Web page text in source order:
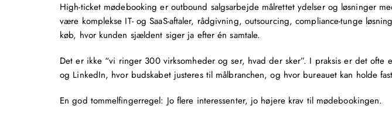
High-ticket mødebooking er outbound salgsarbejdemålrettet ydelser og løsninger
være komplekse IT- ogSaaS-aftaler, rådgivning, outsourcing, compliance-tunge
køb, hvor kunden sjældent siger ja efter én samtale.
Det er ikke “vi ringer 300 virksomheder og ser, hvad der sker”. I praksis er det ofte
og LinkedIn, hvor budskabet justeres til målbranchen, og hvor bureauet kan holde
En god tommelfingerregel: Jo flere interessenter, jo højere krav til mødebookingen.